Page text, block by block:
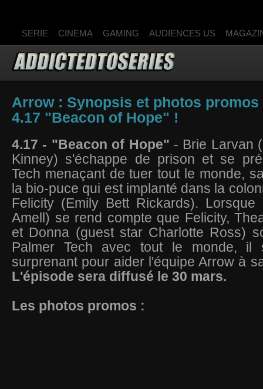
SERIE CINEMA GAMING AUDIENCES US
Arrow : Synopsis et photos
4.17 "Beacon of Hope" !
4.17 - "Beacon of Hope" - Brie Larvan
Kinney) s'échappe de prison et se
Tech menaçant de tuer tout le monde,
la bio-puce qui est implanté dans la
Felicity (Emily Bett Rickards). Lorsque
Amell) se rend compte que Felicity,
et Donna (guest star Charlotte Ross)
Palmer Tech avec tout le monde,
surprenant pour aider l'équipe Arrow à
L'épisode sera diffusé le 30 mars.
Les photos promos :